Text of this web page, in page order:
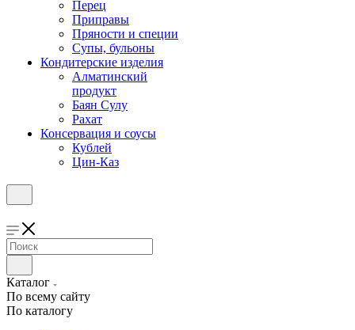
Перец
Приправы
Пряности и специи
Супы, бульоны
Кондитерские изделия
Алматинский
продукт
Баян Сулу
Рахат
Консервация и соусы
Кублей
Цин-Каз
Каталог
По всему сайту
По каталогу